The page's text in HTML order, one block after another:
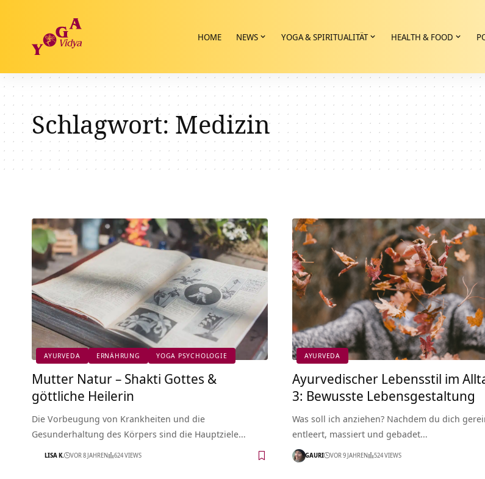
HOME NEWS YOGA & SPIRITUALITÄT HEALTH & FOOD
Schlagwort:Medizin
AYURVEDA ERNÄHRUNG YOGA PSYCHOLOGIE
Mutter Natur – Shakti Gottes &
göttliche Heilerin
Die Vorbeugung von Krankheiten und die
Gesunderhaltung des Körpers sind die Hauptziele…
LISA K. VOR 8 JAHREN 624 VIEWS
AYURVEDA
Ayurvedischer Lebensstil im
3: Bewusste Lebensgestaltung
Was soll ich anziehen? Nachdem du dich
entleert, massiert und gebadet…
GAURI VOR 9 JAHREN 524 VIEWS